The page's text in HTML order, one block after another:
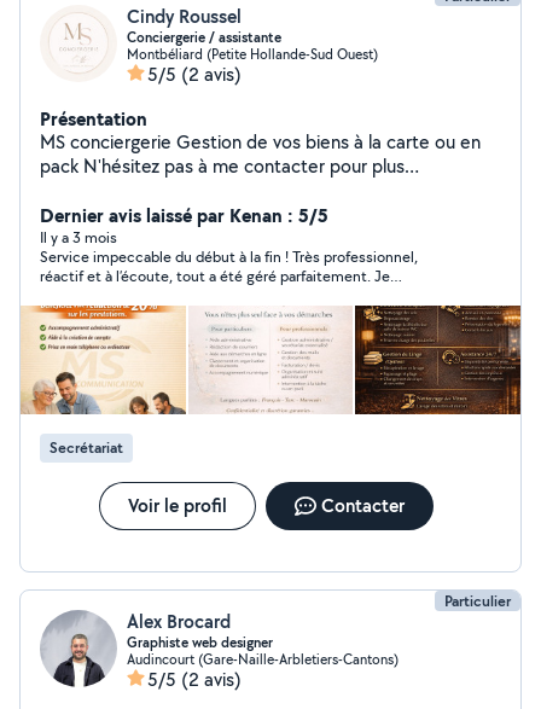
Cindy Roussel
Conciergerie / assistante
Montbéliard (Petite Hollande-Sud Ouest)
5/5 (2 avis)
Présentation
MS conciergerie Gestion de vos biens à la carte ou en
pack N'hésitez pas à me contacter pour plus
administrative & numérique à domicile Vous êtes
débordé(e) par vos démarches administratives ou
perdu(e) avec internet ? Je vous accompagne
simplement dans toutes vos démarches du quotidien :
Papiers administratifs (CAF, impôts, retraite) Aide
informatique et internet Organisation de vos documents
Service local, humain et à l'écoute Secteur Montbéliard /
Belfort Premier contact gratuit et sans engagement
Dernier avis laissé par Kenan : 5/5
Il y a 3 mois
Service impeccable du début à la fin ! Très professionnel,
réactif et à l’écoute, tout a été géré parfaitement. Je
confiance les yeux fermés.
Secrétariat
Voir le profil Contacter
Particulier
Alex Brocard
Graphiste web designer
Audincourt (Gare-Naille-Arbletiers-Cantons)
5/5 (2 avis)